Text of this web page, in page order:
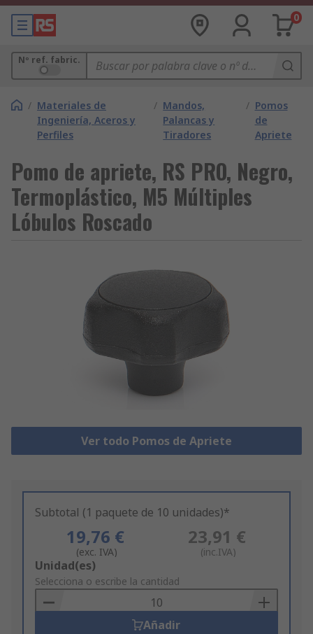
0
Nº ref. fabric.
/ Materiales de
Ingeniería, Aceros y
Perfiles
/ Mandos,
Palancas y
Tiradores
/ Pomos
de
Apriete
Pomo de apriete, RS PRO, Negro,
Termoplástico, M5 Múltiples
Lóbulos Roscado
Ver todo Pomos de Apriete
Subtotal (1 paquete de 10 unidades)*
19,76 €
(exc. IVA)
23,91 €
(inc.IVA)
Add
to
Basket
Unidad(es)
Selecciona o escribe la cantidad
Añadir